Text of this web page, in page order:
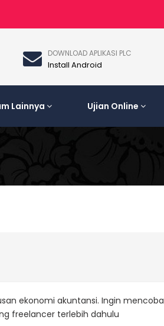
DOWNLOAD APLIKASI PLC
Install Android
Lainnya Ujian Online
ekonomi akuntansi. Ingin mencoba
freelancer terlebih dahulu